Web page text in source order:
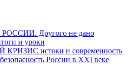
Другого не дано
и уроки
истоки и современность
России в XXI веке